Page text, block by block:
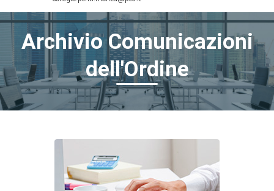
Archivio Comunicazioni
dell'Ordine